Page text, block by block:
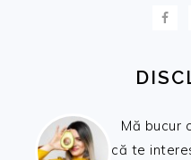
Mă bucur
că te